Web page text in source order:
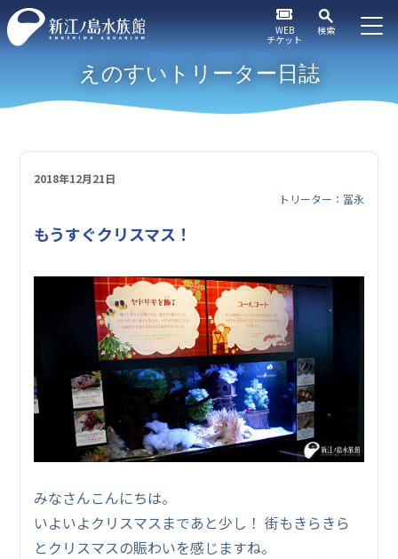
WEB
チケット
検索
えのすいトリーター日誌
2018年12月21日
トリーター：冨永
もうすぐクリスマス！
みなさんこんにちは。
いよいよクリスマスまであと少し！ 街もきらきら
とクリスマスの賑わいを感じますね。